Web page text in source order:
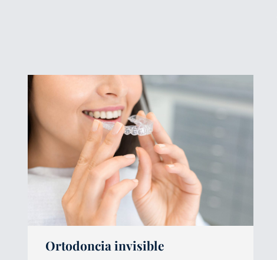
Ortodoncia invisible